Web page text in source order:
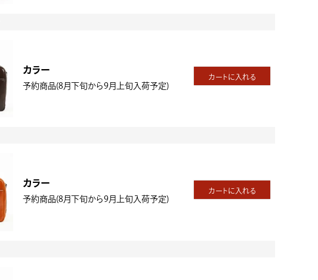
カラー
予約商品(8月下旬から9月上旬入荷予定)
カートに入れる
カラー
予約商品(8月下旬から9月上旬入荷予定)
カートに入れる